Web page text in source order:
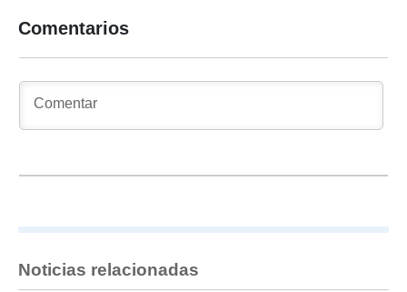
Comentarios
Noticias relacionadas